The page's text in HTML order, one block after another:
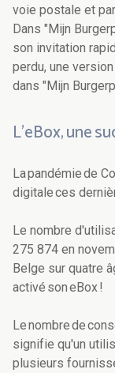
voie postale et
Dans "Mijn
son invitation
perdu, une
dans "Mijn
L’eBox, une
La pandémie de
digitale ces
Le nombre
275 874 en
Belge sur quatre
activé son eBox !
Le nombre de
signifie qu'un
plusieurs